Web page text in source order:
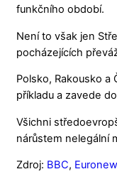
funkčního období.
Není to však jen
pocházejících
Polsko, Rakousko
příkladu a zavede
Všichni
nárůstem nelegální
Zdroj: BBC,